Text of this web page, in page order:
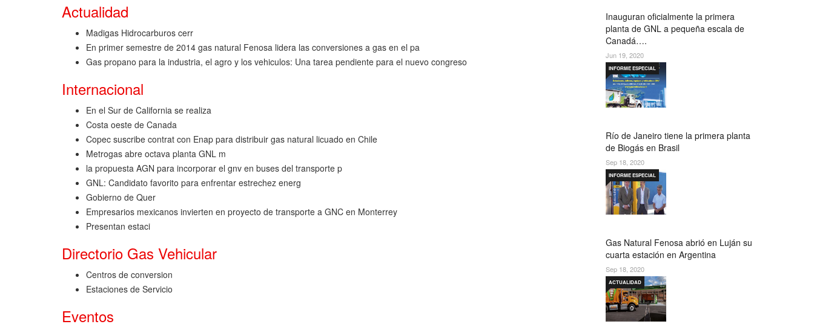
Actualidad
Madigas Hidrocarburos cerr
En primer semestre de 2014 gas natural Fenosa lidera las conversiones a gas en el pa
Gas propano para la industria, el agro y los vehiculos: Una tarea pendiente para el nuevo congreso
Internacional
En el Sur de California se realiza
Costa oeste de Canada
Copec suscribe contrat con Enap para distribuir gas natural licuado en Chile
Metrogas abre octava planta GNL m
la propuesta AGN para incorporar el gnv en buses del transporte p
GNL: Candidato favorito para enfrentar estrechez energ
Gobierno de Quer
Empresarios mexicanos invierten en proyecto de transporte a GNC en Monterrey
Presentan estaci
Directorio Gas Vehicular
Centros de conversion
Estaciones de Servicio
Eventos
Inauguran oficialmente la primera
planta de GNL a pequeña escala de
Canadá….
Jun 19, 2020
Río de Janeiro tiene la primera planta
de Biogás en Brasil
INFORME ESPECIAL
Sep 18, 2020
Gas Natural Fenosa abrió en Luján su
cuarta estación en Argentina
INFORME ESPECIAL
Sep 18, 2020
ACTUALIDAD